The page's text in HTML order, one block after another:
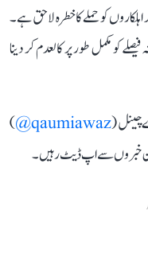
کو حملے کا خطرہ لاحق ہے۔
کو مکمل طور پر کالعدم کر دینا
چینل (qaumiawaz@
)
خبروں سے اپ ڈیٹ رہیں۔